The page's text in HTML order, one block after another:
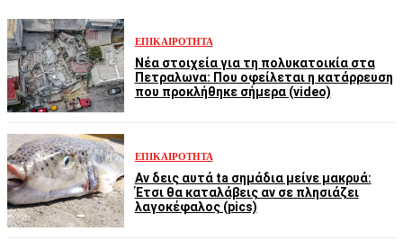
ΕΠΙΚΑΙΡΌΤΗΤΑ
Νέα στοιχεία για τη πολυκατοικία στα
Πετραλωνα: Που οφείλεται η κατάρρευση
που προκλήθηκε σήμερα (video)
ΕΠΙΚΑΙΡΌΤΗΤΑ
Αν δεις αυτά ta σημάδια μείνε μακρυά:
Έτσι θα καταλάβεις αν σε πλησιάζει
λαγοκέφαλος (pics)